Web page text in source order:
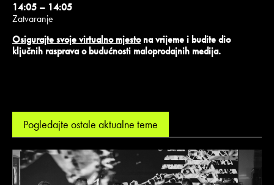
14:05 – 14:05
Zatvaranje
Osigurajte svoje virtualno mjestona vrijeme i budite dio
ključnih rasprava o budućnosti maloprodajnih medija.
Pogledajte ostale aktualne teme